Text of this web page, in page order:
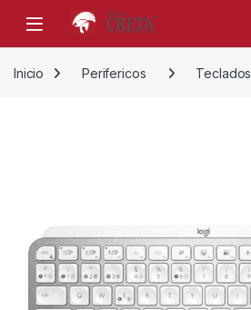
Skip to navigation
Skip to content
Inicio Perifericos Teclados